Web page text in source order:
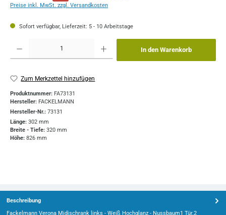
Preise inkl. MwSt. zzgl. Versandkosten
Sofort verfügbar, Lieferzeit: 5 - 10 Arbeitstage
Produkt Anzahl: Gib den gewünschten Wert ein oder benutze die Schaltflächen um
In den Warenkorb
Zum Merkzettel hinzufügen
Produktnummer: FA73131
Hersteller: FACKELMANN
Hersteller-Nr.: 73131
Länge: 302 mm
Breite - Tiefe: 320 mm
Höhe: 826 mm
Beschreibung
Fackelmann Verona Midischrank links - Weiß Hochglanz - Nussbaum1 Tür.2